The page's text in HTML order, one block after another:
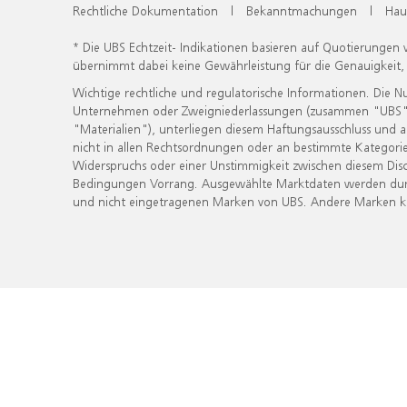
Rechtliche Dokumentation | Bekanntmachungen |
* Die UBS Echtzeit- Indikationen basieren auf
übernimmt dabei keine Gewährleistung für die
Wichtige rechtliche und regulatorische Informationen. Die
Unternehmen oder Zweigniederlassungen (zusammen
"Materialien"), unterliegen diesem Haftungsausschluss
nicht in allen Rechtsordnungen oder an bestimmte
Widerspruchs oder einer Unstimmigkeit zwischen diesem
Bedingungen Vorrang. Ausgewählte Marktdaten werden
und nicht eingetragenen Marken von UBS. Andere Marken